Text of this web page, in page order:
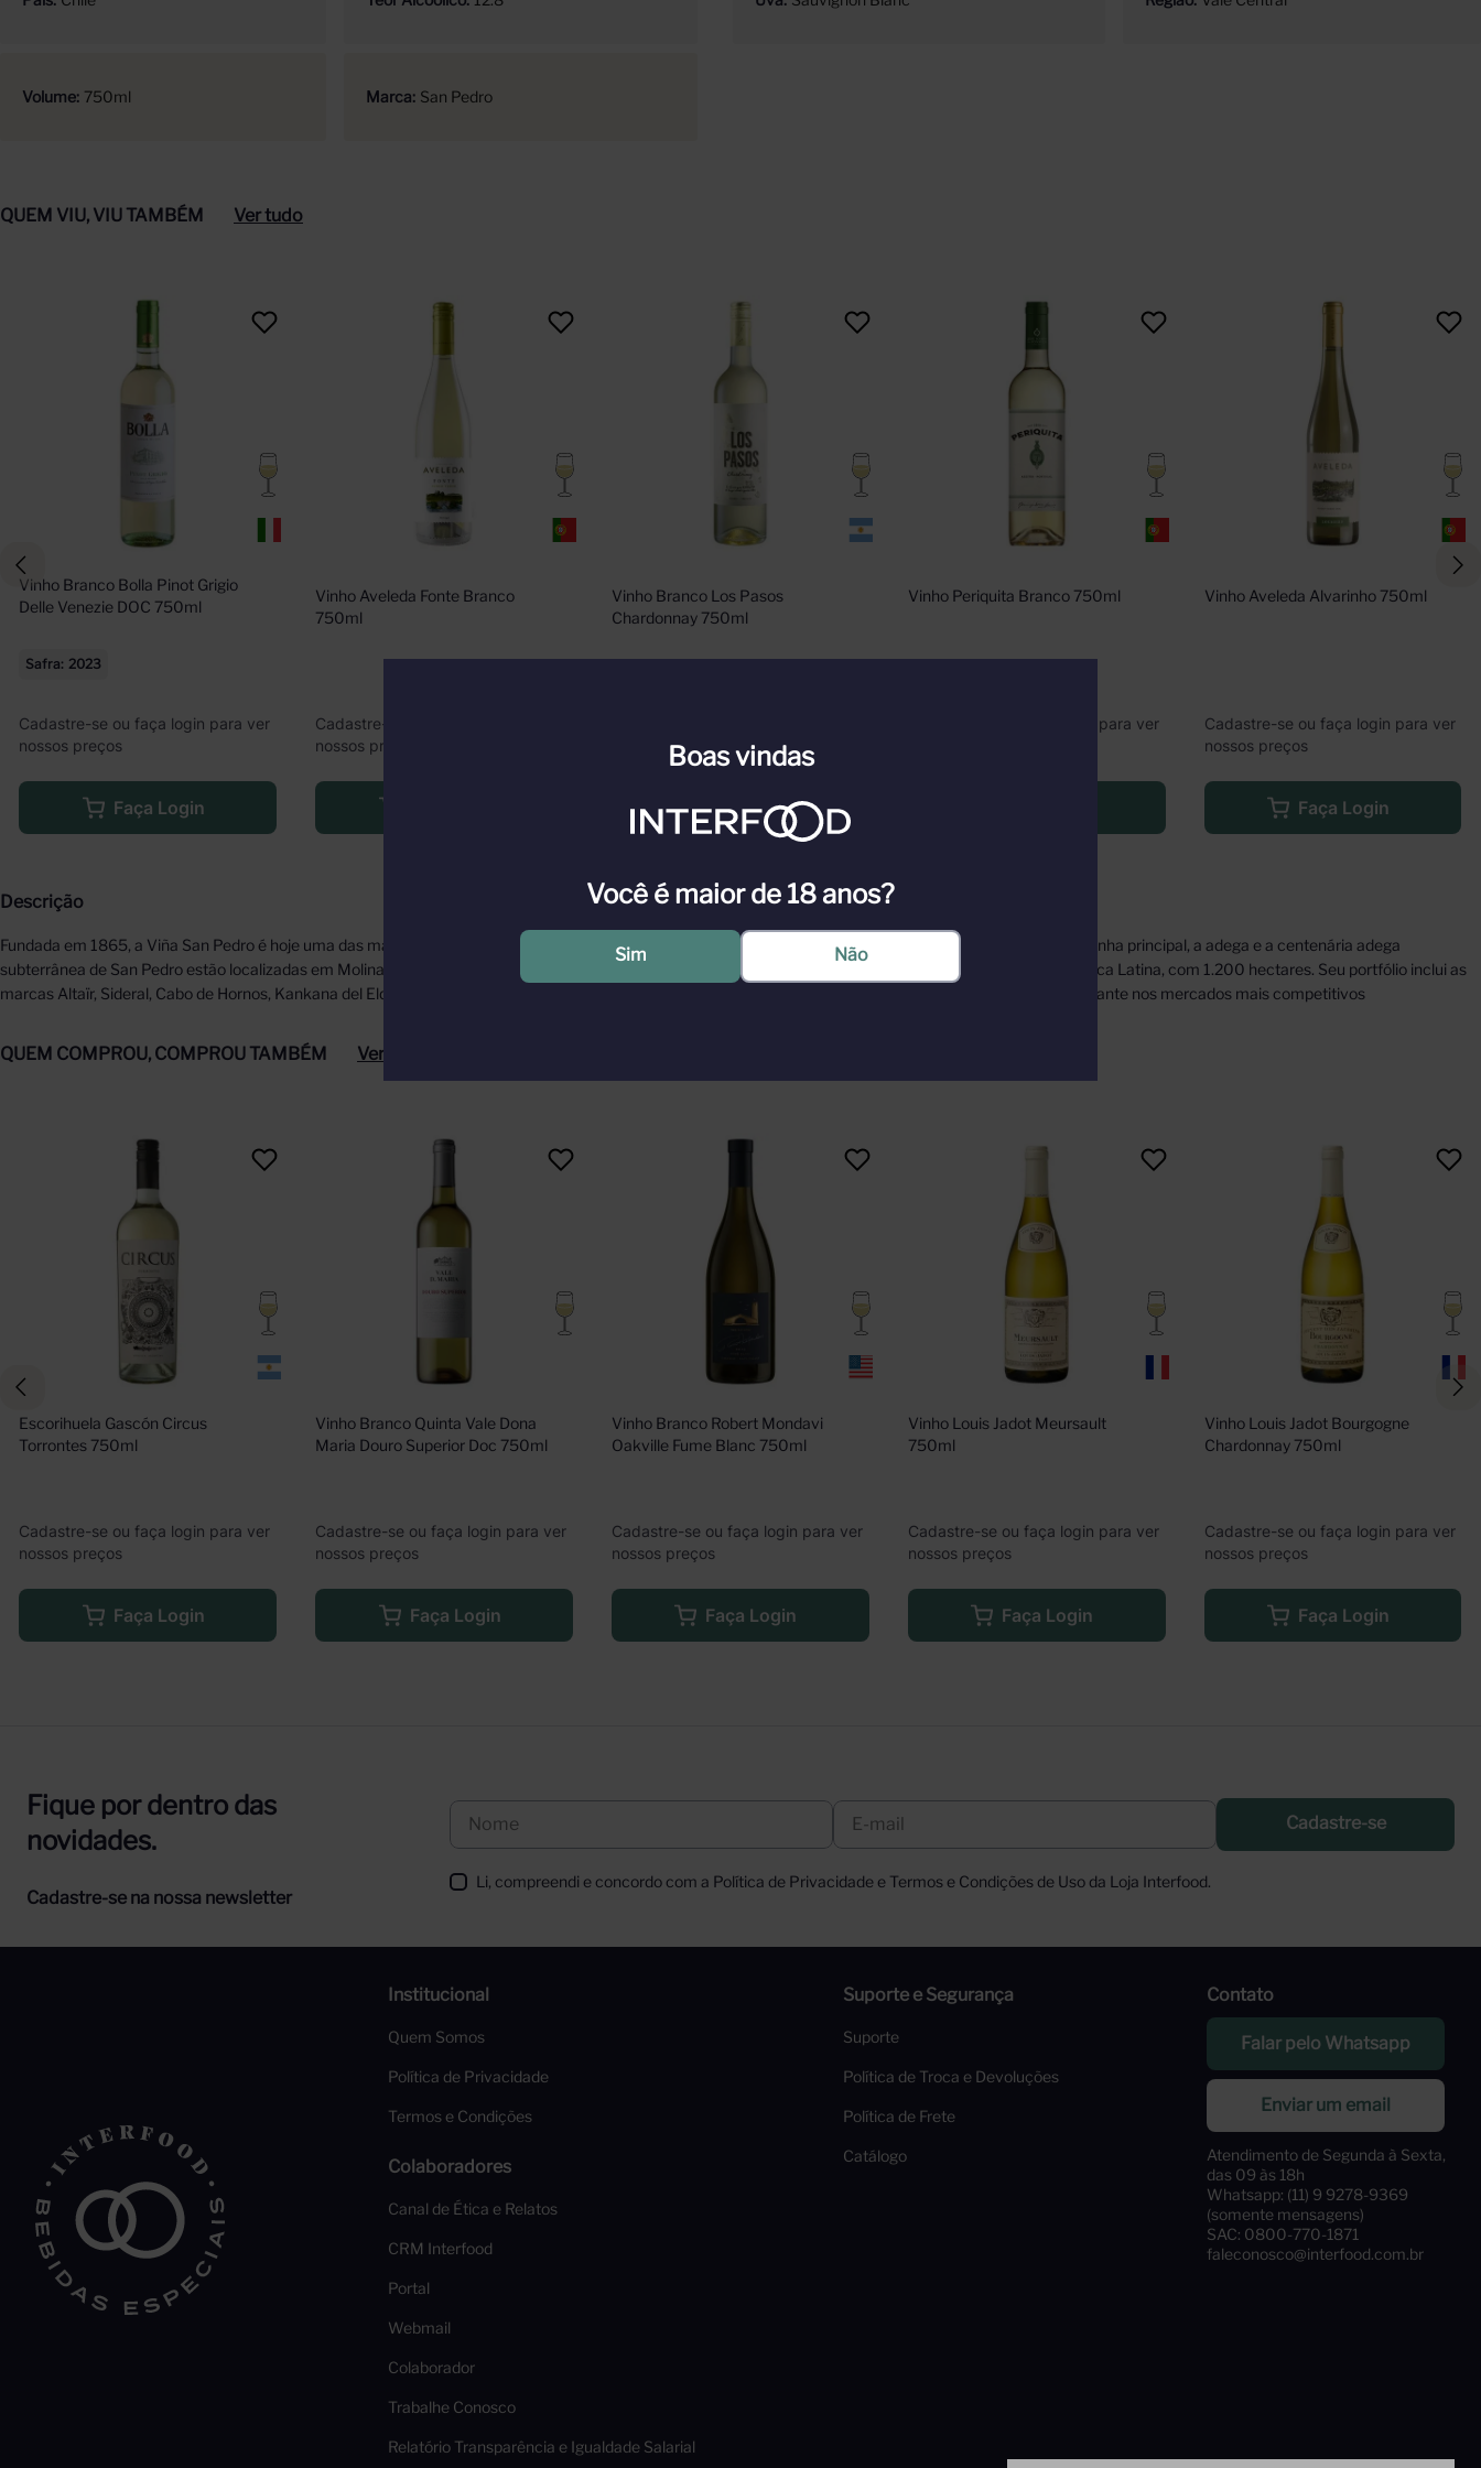
Volume 750ml Marca San Pedro
QUEM VIU, VIU TAMBÉM Ver tudo
Vinho Branco Bolla Pinot Grigio
Delle Venezie DOC 750ml
Safra 2023
Cadastre-se ou faça login para ver
nossos preços
Faça Login
Vinho Aveleda Fonte Branco
750ml
Cadastre-se ou faça login para ver
nossos preços
Vinho Branco Los Pasos
Chardonnay 750ml
nossos preços
Faça Login
Vinho Periquita Branco 750ml
Cadastre-se ou faça login para ver
Vinho Aveleda Alvarinho 750ml
Cadastre-se ou faça login para ver
nossos preços
Faça Login
Descrição
Fundada em 1865, a Viña San Pedro é hoje uma das maiores e mais antigas exportadoras de vinho chileno e uma das vinícolas mais importantes do país. A vinha principal, a adega e a centenária adega
subterrânea de San Pedro estão localizadas em Molina, no Vale do Curicó, 200 km ao sul de Santiago. É a propriedade de um dos maiores vinhedos da América Latina, com 1.200 hectares. Seu portfólio inclui as
marcas Altaïr, Sideral, Cabo de Hornos, Kankana del Elqui, Tierras Moradas, 1865, Castillo de Molina, GatoNegro e 9 Lives, que desfrutam de um sucesso vibrante nos mercados mais competitivos
QUEM COMPROU, COMPROU TAMBÉM Ver tudo
Escorihuela Gascón Circus
Torrontes 750ml
Cadastre-se ou faça login para ver
nossos preços
Faça Login
Vinho Branco Quinta Vale Dona
Maria Douro Superior Doc 750ml
Cadastre-se ou faça login para ver
nossos preços
Faça Login
Vinho Branco Robert Mondavi
Oakville Fume Blanc 750ml
Cadastre-se ou faça login para ver
nossos preços
Faça Login
Vinho Louis Jadot Meursault
750ml
Cadastre-se ou faça login para ver
nossos preços
Faça Login
Vinho Louis Jadot Bourgogne
Chardonnay 750ml
Cadastre-se ou faça login para ver
nossos preços
Faça Login
Fique por dentro das
novidades.
Cadastre-se na nossa newsletter
Cadastre-se
Li, compreendi e concordo com a Política de Privacidade e Termos e Condições de Uso da Loja Interfood.
Institucional
Quem Somos
Política de Privacidade
Termos e Condições
Colaboradores
Canal de Ética e Relatos
CRM Interfood
Portal
Webmail
Colaborador
Trabalhe Conosco
Relatório Transparência e Igualdade Salarial
Suporte e Segurança
Suporte
Política de Troca e Devoluções
Política de Frete
Catálogo
Contato
Falar pelo Whatsapp
Enviar um email
Atendimento de Segunda à Sexta,
das 09 às 18h
Whatsapp: (11) 9 9278-9369
(somente mensagens)
SAC: 0800-770-1871
faleconosco@interfood.com.br
Boas vindas
Você é maior de 18 anos?
Sim Não